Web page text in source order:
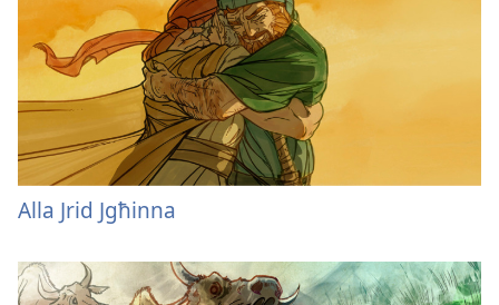
Alla Jrid Jgħinna